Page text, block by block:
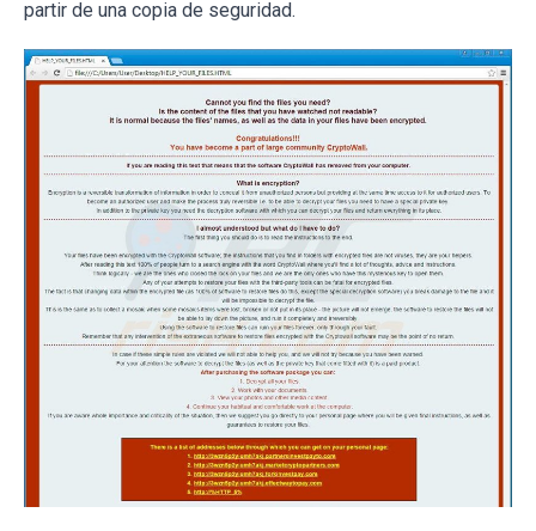
partir de una copia de seguridad.